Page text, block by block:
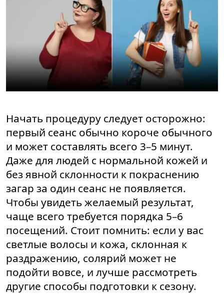
Начать процедуру следует осторожно:
первый сеанс обычно короче обычного
и может составлять всего 3–5 минут.
Даже для людей с нормальной кожей и
без явной склонности к покраснению
загар за один сеанс не появляется.
Чтобы увидеть желаемый результат,
чаще всего требуется порядка 5–6
посещений. Стоит помнить: если у вас
светлые волосы и кожа, склонная к
раздражению, солярий может не
подойти вовсе, и лучше рассмотреть
другие способы подготовки к сезону.